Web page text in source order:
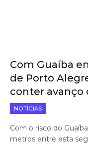
Com Guaíba
de Porto
conter avanço
NOTÍCIAS
Com o risco do
metros entre esta